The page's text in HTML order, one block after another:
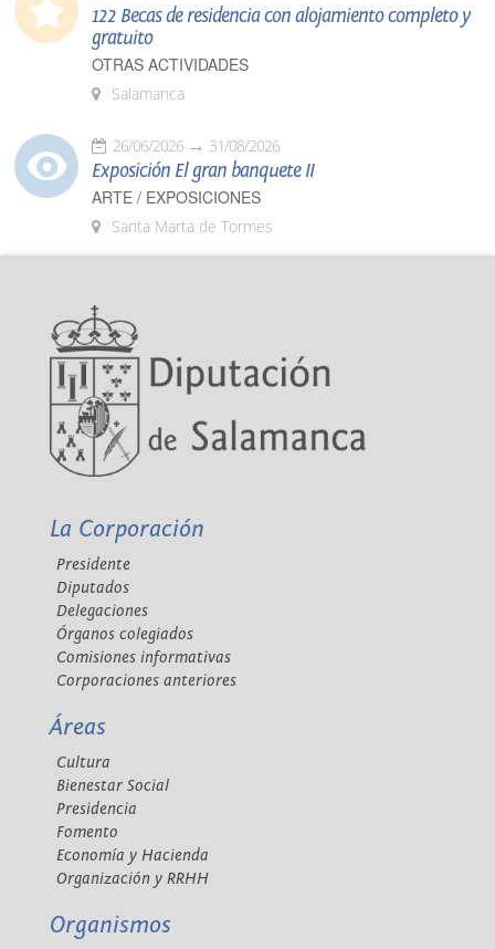
122 Becas de residencia con alojamiento completo y
gratuito
OTRAS ACTIVIDADES
Salamanca
26/06/2026 31/08/2026
Exposición El gran banquete II
ARTE / EXPOSICIONES
Santa Marta de Tormes
La Corporación
Presidente
Diputados
Delegaciones
Órganos colegiados
Comisiones informativas
Corporaciones anteriores
Áreas
Cultura
Bienestar Social
Presidencia
Fomento
Economía y Hacienda
Organización y RRHH
Organismos